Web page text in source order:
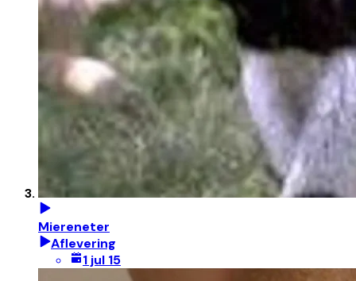
Miereneter
Aflevering
1 jul 15